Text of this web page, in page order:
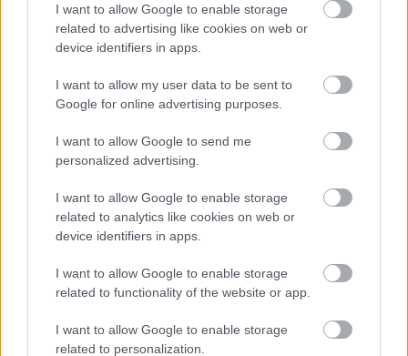
I want to allow Google to enable storage
related to advertising like cookies on web or
device identifiers in apps.
I want to allow my user data to be sent to
Google for online advertising purposes.
I want to allow Google to send me
personalized advertising.
I want to allow Google to enable storage
related to analytics like cookies on web or
device identifiers in apps.
I want to allow Google to enable storage
related to functionality of the website or app.
I want to allow Google to enable storage
related to personalization.
de los goles del Cádiz en la temporada.
Su principal arma para valorar bien fueron los goles y
disparos (1.5 por partido), ya que en el resto de apartados
estadísticas no ha aportado demasiado: 1 asistencia, 0,3
toques por encuentro. Será uno de los delanteros en
Primera junto a Negredo, Malbasic, Álvaro Giménez y algún
no sea una apuesta segura.
4. Espino (Defensa, 152 puntos)
El uruguayo ha sido titular indiscutible en el lateral
asistencias. En ataque no es un portento, pero
defensivamente ha sido uno de los mejores jugadores de la